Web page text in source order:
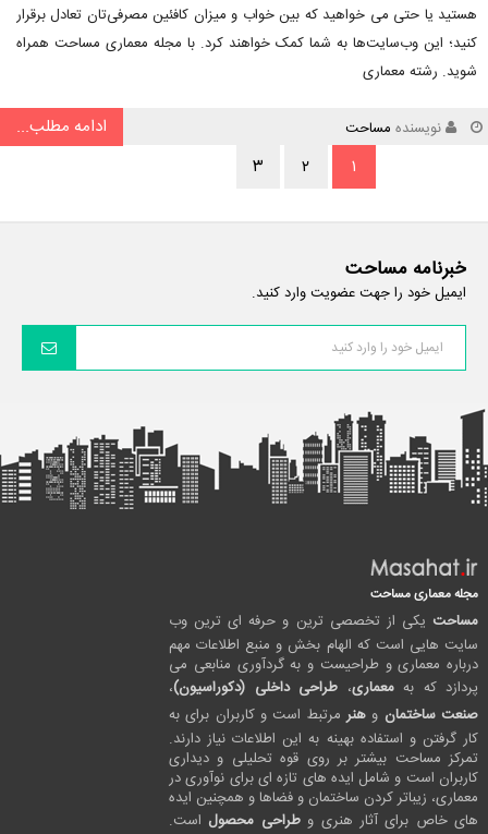
هستید یا حتی می خواهید که بین خواب و میزان کافئین مصرفی‌تان تعادل برقرار
کنید؛ این وب‌سایت‌ها به شما کمک خواهند کرد. با مجله معماری مساحت همراه
شوید. رشته معماری
نویسنده مساحت
ادامه مطلب...
۱
۲ ۳
خبرنامه مساحت
ایمیل خود را جهت عضویت وارد کنید.
مجله معماری مساحت
مساحت یکی از تخصصی ترین و حرفه ای ترین وب
سایت هایی است که الهام بخش و منبع اطلاعات مهم
درباره معماری و طراحیست و به گردآوری منابعی می
پردازد که بهمعماری، طراحی داخلی (دکوراسیون)،
صنعت ساختمان و هنرمرتبط است و کاربران برای به
کار گرفتن و استفاده بهینه به این اطلاعات نیاز دارند.
تمرکز مساحت بیشتر بر روی قوه تحلیلی و دیداری
کاربران است و شامل ایده های تازه ای برای نوآوری در
معماری، زیباتر کردن ساختمان و فضاها و همچنین ایده
های خاص برای آثار هنری وطراحی محصول است.